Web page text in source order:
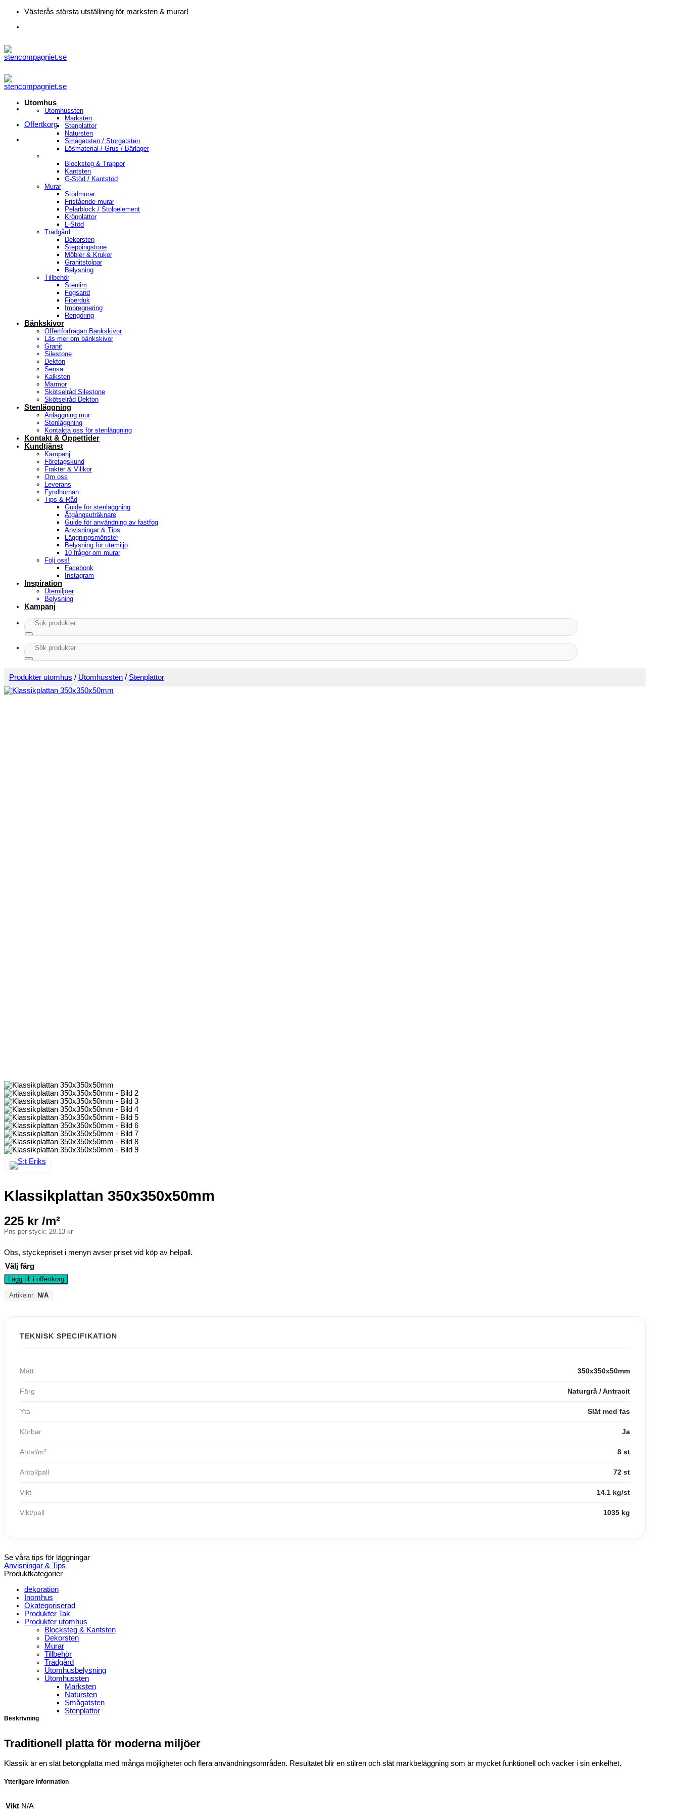
Skip
content
Västerås största utställning för marksten & murar!
Offertkorg
Utomhus
Utomhussten
Marksten
Stenplattor
Natursten
Smågatsten / Storgatsten
Lösmaterial / Grus / Bärlager
Blocksteg & Trappor
Kantsten
G-Stöd / Kantstöd
Murar
Stödmurar
Fristående murar
Pelarblock / Stolpelement
Krönplattor
L-Stöd
Trädgård
Dekorsten
Steppingstone
Möbler & Krukor
Granitstolpar
Belysning
Tillbehör
Stenlim
Fogsand
Fiberduk
Impregnering
Rengöring
Bänkskivor
Offertförfrågan Bänkskivor
Läs mer om bänkskivor
Granit
Silestone
Dekton
Sensa
Kalksten
Marmor
Skötselråd Silestone
Skötselråd Dekton
Stenläggning
Anläggning mur
Stenläggning
Kontakta oss för stenläggning
Kontakt & Öppettider
Kundtjänst
Kampanj
Företagskund
Frakter & Villkor
Om oss
Leverans
Fyndhörnan
Tips & Råd
Guide för stenläggning
Åtgångsuträknare
Guide för användning av fastfog
Anvisningar & Tips
Läggningsmönster
Belysning för utemiljö
10 frågor om murar
Följ oss!
Facebook
Instagram
Inspiration
Utemiljöer
Belysning
Kampanj
Sök
efter:
Sök
efter:
Produkter utomhus / Utomhussten / Stenplattor
Klassikplattan 350x350x50mm
225 kr /m²
Pris per styck: 28.13 kr
Obs, styckepriset i menyn avser priset vid köp av helpall.
Välj färg
Lägg till i offertkorg
Artikelnr: N/A
TEKNISK SPECIFIKATION
Mått 350x350x50mm
Färg Naturgrå / Antracit
Yta Slät med fas
Körbar Ja
Antal/m² 8 st
Antal/pall 72 st
Vikt 14.1 kg/st
Vikt/pall 1035 kg
Se våra tips för läggningar
Anvisningar & Tips
Produktkategorier
dekoration
Inomhus
Okategoriserad
Produkter Tak
Produkter utomhus
Blocksteg & Kantsten
Dekorsten
Murar
Tillbehör
Trädgård
Utomhusbelysning
Utomhussten
Marksten
Natursten
Smågatsten
Stenplattor
Beskrivning
Traditionell platta för moderna miljöer
Klassik är en slät betongplatta med många möjligheter och flera användningsområden. Resultatet blir en stilren och slät markbeläggning som är mycket funktionell och vacker i sin enkelhet.
Ytterligare information
Vikt N/A